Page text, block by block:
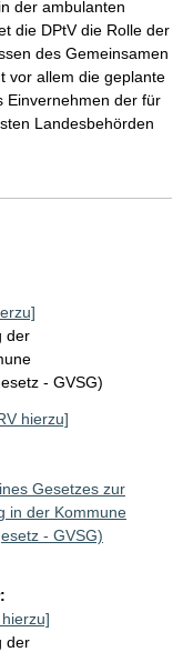
der ambulanten
die DPtV die Rolle der
des Gemeinsamen
vor allem die geplante
Einvernehmen der für
Landesbehörden
der
- GVSG)
hierzu]
Gesetzes zur
in der Kommune
- GVSG)
der